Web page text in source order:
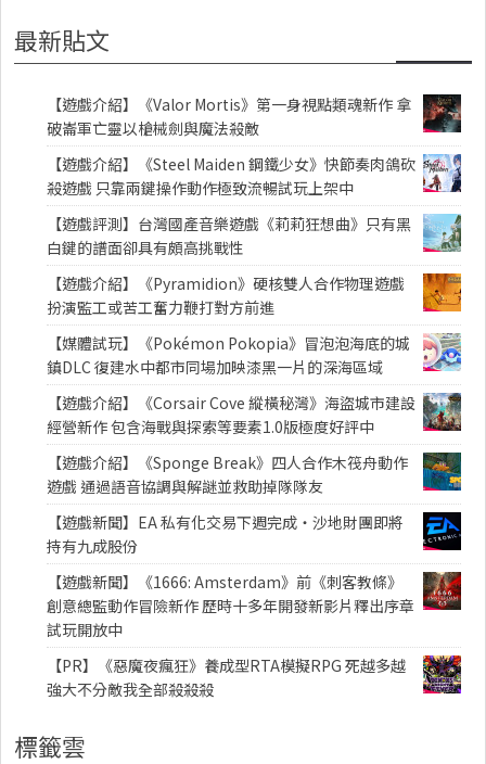
最新貼文
【遊戲介紹】《Valor Mortis》第一身視點類魂新作 拿
破崙軍亡靈以槍械劍與魔法殺敵
【遊戲介紹】《Steel Maiden 鋼鐵少女》快節奏肉鴿砍
殺遊戲 只靠兩鍵操作動作極致流暢試玩上架中
【遊戲評測】台灣國產音樂遊戲《莉莉狂想曲》只有黑
白鍵的譜面卻具有頗高挑戰性
【遊戲介紹】《Pyramidion》硬核雙人合作物理遊戲
扮演監工或苦工奮力鞭打對方前進
【媒體試玩】《Pokémon Pokopia》冒泡泡海底的城
鎮DLC 復建水中都市同場加映漆黑一片的深海區域
【遊戲介紹】《Corsair Cove 縱橫秘灣》海盜城市建設
經營新作 包含海戰與探索等要素1.0版極度好評中
【遊戲介紹】《Sponge Break》四人合作木筏舟動作
遊戲 通過語音協調與解謎並救助掉隊隊友
【遊戲新聞】EA 私有化交易下週完成・沙地財團即將
持有九成股份
【遊戲新聞】《1666: Amsterdam》前《刺客教條》
創意總監動作冒險新作 歷時十多年開發新影片釋出序章
試玩開放中
【PR】《惡魔夜瘋狂》養成型RTA模擬RPG 死越多越
強大不分敵我全部殺殺殺
標籤雲